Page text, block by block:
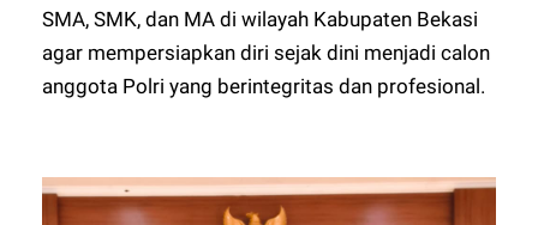
SMA, SMK, dan MA di wilayah Kabupaten Bekasi
agar mempersiapkan diri sejak dini menjadi calon
anggota Polri yang berintegritas dan profesional.